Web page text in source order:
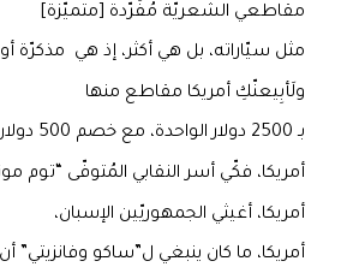
مقاطعي الشعريّة مُفَرّدة [متميّزة]
مثل سيّاراته، بل هي أكثر، إذ هي مذكرّة
ولَأبِيعنّكِ أمريكا مقاطع منها
بـ 2500 دولار الواحدة، مع خصم 500 دولار للأقدم
أمريكا، فكّي أسر النقابي المُتوفّى “توم
أمريكا، أغيثي الجمهوريّين الإسبان،
أمريكا، ما كان ينبغي ل”ساكو وفانزيتي”